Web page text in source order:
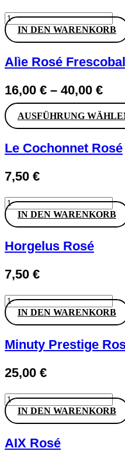
A.
Diehl
Merlot
zu
eins«
Feinherb
Menge
IN DEN WARENKORB
Alìe Rosé
16,00 € – 40,00 €
AUSFÜHRUNG
Le Cochonnet Rosé
7,50 €
Le
Cochonnet
Rosé
IN DEN WARENKORB
Horgelus Rosé
7,50 €
Horgelus
Rosé
Menge
IN DEN WARENKORB
Minuty Prestige
25,00 €
Minuty
Prestige
Rosé
IN DEN WARENKORB
AIX Rosé